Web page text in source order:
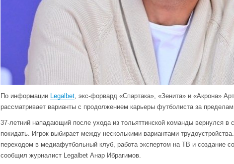
По информации Legalbet, экс-форвард «Спартака», «Зенита» и «Акрона»
рассматривает варианты с продолжением карьеры футболиста за
37-летний нападающий после ухода из тольяттинской команды вернулся в
покидать. Игрок выбирает между несколькими вариантами
переходом в медиафутбольный клуб, работа экспертом на ТВ и создание
сообщил журналист Legalbet Анар Ибрагимов.